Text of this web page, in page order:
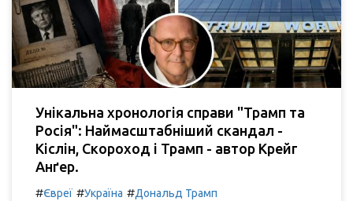
Унікальна хронологія справи "Трамп та
Росія": Наймасштабніший скандал -
Кіслін, Скороход і Трамп - автор Крейг
Анґер.
#Євреї #Україна #Дональд Трамп